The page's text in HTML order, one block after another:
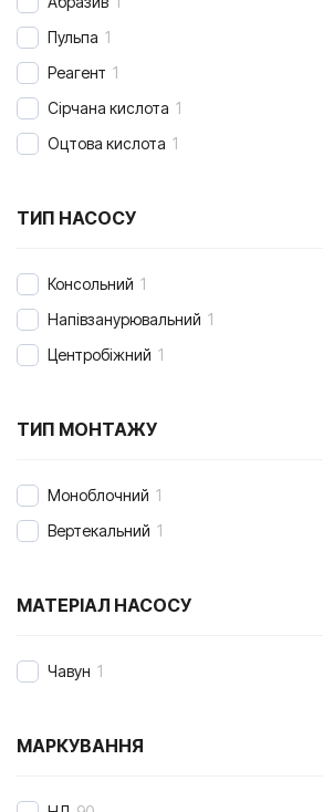
Пульпа 1
Реагент 1
Сірчана кислота 1
Оцтова кислота 1
ТИП НАСОСУ
Консольний 1
Напівзанурювальний 1
Центробіжний 1
ТИП МОНТАЖУ
Моноблочний 1
Вертекальний 1
МАТЕРІАЛ НАСОСУ
Чавун 1
МАРКУВАННЯ